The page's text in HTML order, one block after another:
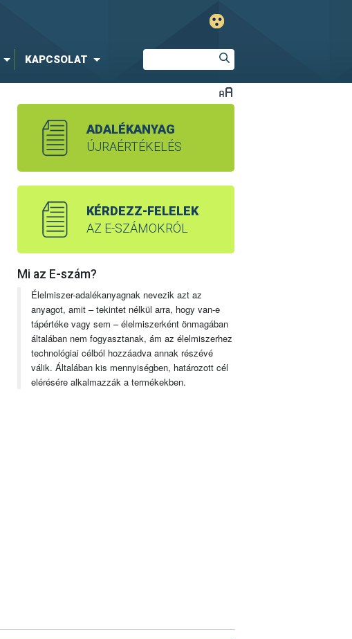
KAPCSOLAT
ADALÉKANYAG
ÚJRAÉRTÉKELÉS
KÉRDEZZ-FELELEK
AZ E-SZÁMOKRÓL
Mi az E-szám?
Élelmiszer-adalékanyagnak nevezik azt az
anyagot, amit – tekintet nélkül arra, hogy van-e
tápértéke vagy sem – élelmiszerként önmagában
általában nem fogyasztanak, ám az élelmiszerhez
technológiai célból hozzáadva annak részévé
válik. Általában kis mennyiségben, határozott cél
elérésére alkalmazzák a termékekben.